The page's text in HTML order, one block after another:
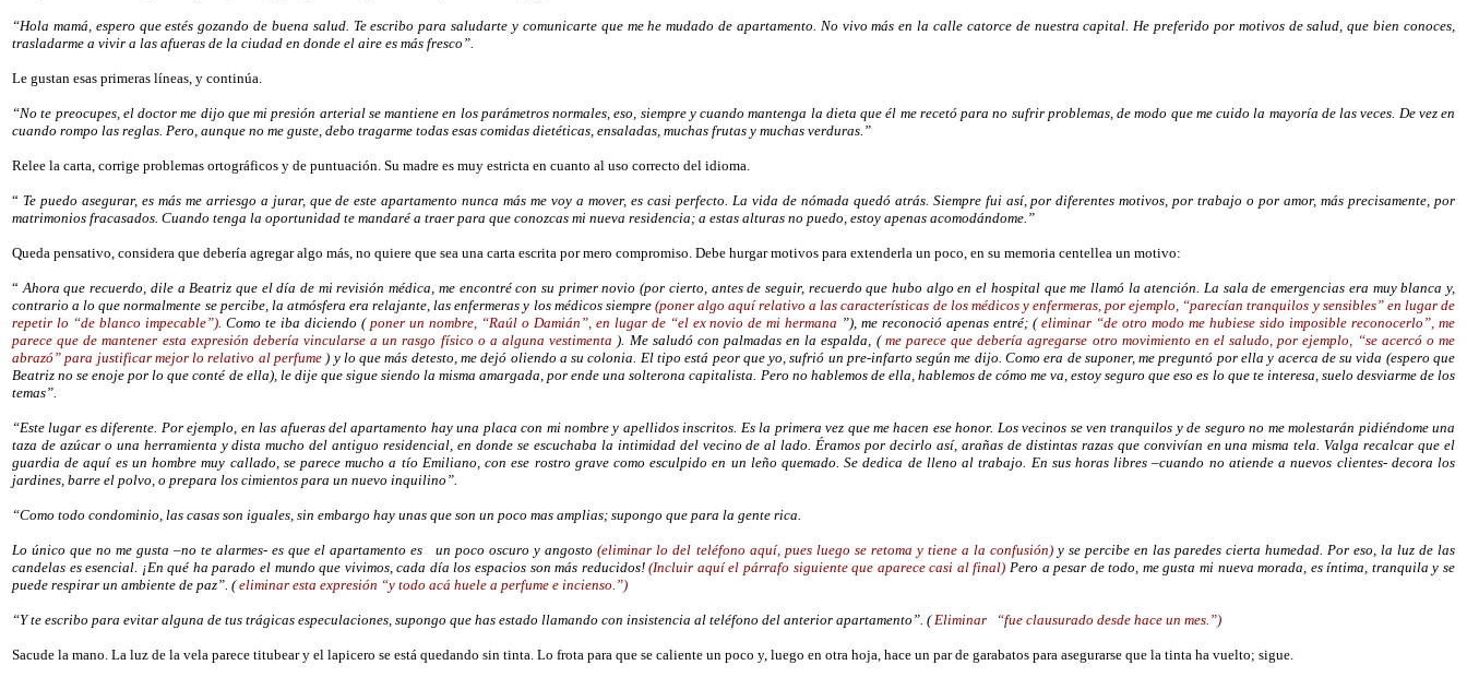
“Hola mamá, espero que estés gozando de buena salud. Te escribo para saludarte y comunicarte que me he mudado de apartamento. No vivo más en la calle catorce de nuestra capital. He preferido por motivos de salud, que bien conoces,
trasladarme a vivir a las afueras de la ciudad en donde el aire es más fresco”.
Le gustan esas primeras líneas, y continúa.
“No te preocupes, el doctor me dijo que mi presión arterial se mantiene en los parámetros normales, eso, siempre y cuando mantenga la dieta que él me recetó para no sufrir problemas, de modo que me cuido la mayoría de las veces. De vez en
cuando rompo las reglas. Pero, aunque no me guste, debo tragarme todas esas comidas dietéticas, ensaladas, muchas frutas y muchas verduras.”
Relee la carta, corrige problemas ortográficos y de puntuación. Su madre es muy estricta en cuanto al uso correcto del idioma.
“ Te puedo asegurar, es más me arriesgo a jurar, que de este apartamento nunca más me voy a mover, es casi perfecto. La vida de nómada quedó atrás. Siempre fui así, por diferentes motivos, por trabajo o por amor, más precisamente, por
matrimonios fracasados. Cuando tenga la oportunidad te mandaré a traer para que conozcas mi nueva residencia; a estas alturas no puedo, estoy apenas acomodándome.”
Queda pensativo, considera que debería agregar algo más, no quiere que sea una carta escrita por mero compromiso. Debe hurgar motivos para extenderla un poco, en su memoria centellea un motivo:
“ Ahora que recuerdo, dile a Beatriz que el día de mi revisión médica, me encontré con su primer novio (por cierto, antes de seguir, recuerdo que hubo algo en el hospital que me llamó la atención. La sala de emergencias era muy blanca y,
contrario a lo que normalmente se percibe, la atmósfera era relajante, las enfermeras y los médicos siempre (poner algo aquí relativo a las características de los médicos y enfermeras, por ejemplo, “parecían tranquilos y sensibles” en lugar de
repetir lo “de blanco impecable”). Como te iba diciendo (poner un nombre, “Raúl o Damián”, en lugar de “el ex novio de mi hermana ”), me reconoció apenas entré; (eliminar “de otro modo me hubiese sido imposible reconocerlo”, me
parece que de mantener esta expresión debería vincularse a un rasgo físico o a alguna vestimenta ). Me saludó con palmadas en la espalda, (me parece que debería agregarse otro movimiento en el saludo, por ejemplo, “se acercó o me
abrazó” para justificar mejor lo relativo al perfume) y lo que más detesto, me dejó oliendo a su colonia. El tipo está peor que yo, sufrió un pre-infarto según me dijo. Como era de suponer, me preguntó por ella y acerca de su vida (espero que
Beatriz no se enoje por lo que conté de ella), le dije que sigue siendo la misma amargada, por ende una solterona capitalista. Pero no hablemos de ella, hablemos de cómo me va, estoy seguro que eso es lo que te interesa, suelo desviarme de los
temas”.
“Este lugar es diferente. Por ejemplo, en las afueras del apartamento hay una placa con mi nombre y apellidos inscritos. Es la primera vez que me hacen ese honor. Los vecinos se ven tranquilos y de seguro no me molestarán pidiéndome una
taza de azúcar o una herramienta y dista mucho del antiguo residencial, en donde se escuchaba la intimidad del vecino de al lado. Éramos por decirlo así, arañas de distintas razas que convivían en una misma tela. Valga recalcar que el
guardia de aquí es un hombre muy callado, se parece mucho a tío Emiliano, con ese rostro grave como esculpido en un leño quemado. Se dedica de lleno al trabajo. En sus horas libres –cuando no atiende a nuevos clientes- decora los
jardines, barre el polvo, o prepara los cimientos para un nuevo inquilino”.
“Como todo condominio, las casas son iguales, sin embargo hay unas que son un poco mas amplias; supongo que para la gente rica.
Lo único que no me gusta –no te alarmes- es que el apartamento es un poco oscuro y angosto(eliminar lo del teléfono aquí, pues luego se retoma y tiene a la confusión)y se percibe en las paredes cierta humedad. Por eso, la luz de las
candelas es esencial. ¡En qué ha parado el mundo que vivimos, cada día los espacios son más reducidos!(Incluir aquí el párrafo siguiente que aparece casi al final) Pero a pesar de todo, me gusta mi nueva morada, es íntima, tranquila y se
puede respirar un ambiente de paz”. (eliminar esta expresión “y todo acá huele a perfume e incienso.”)
“Y te escribo para evitar alguna de tus trágicas especulaciones, supongo que has estado llamando con insistencia al teléfono del anterior apartamento”. (Eliminar “fue clausurado desde hace un mes.”)
Sacude la mano. La luz de la vela parece titubear y el lapicero se está quedando sin tinta. Lo frota para que se caliente un poco y, luego en otra hoja, hace un par de garabatos para asegurarse que la tinta ha vuelto; sigue.